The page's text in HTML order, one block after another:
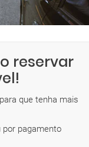
reservar
que tenha mais
por pagamento